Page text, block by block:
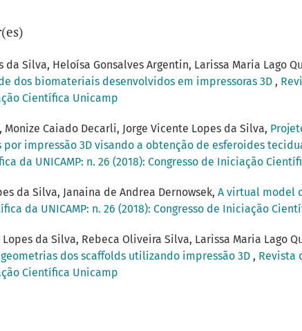
Silva, Heloísa Gonsalves Argentin, Larissa Maria Lago
dos biomateriais desenvolvidos em impressoras 3D ,
Científica Unicamp
Caiado Decarli, Jorge Vicente Lopes da Silva,
impressão 3D visando a obtenção de esferoides
da UNICAMP: n. 26 (2018): Congresso de Iniciação
da Silva, Janaina de Andrea Dernowsek, A virtual model
da UNICAMP: n. 26 (2018): Congresso de Iniciação
da Silva, Rebeca Oliveira Silva, Larissa Maria Lago
dos scaffolds utilizando impressão 3D , Revista
Científica Unicamp